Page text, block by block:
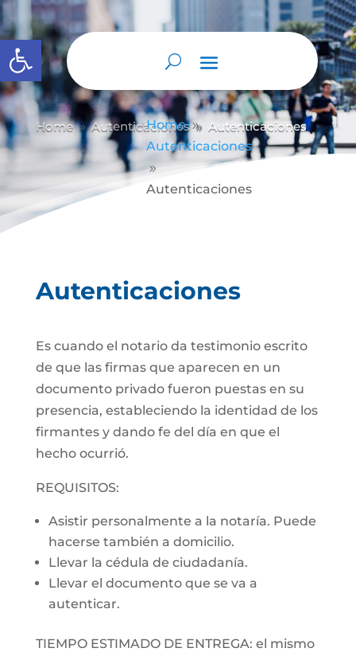
Abrir barra de herramientas
Home 9
Autenticaciones
9
Autenticaciones
Home 9 Autenticaciones 9 Autenticaciones
Autenticaciones
Es cuando el notario da testimonio escrito
de que las firmas que aparecen en un
documento privado fueron puestas en su
presencia, estableciendo la identidad de los
firmantes y dando fe del día en que el
hecho ocurrió.
REQUISITOS:
Asistir personalmente a la notaría. Puede
hacerse también a domicilio.
Llevar la cédula de ciudadanía.
Llevar el documento que se va a
autenticar.
TIEMPO ESTIMADO DE ENTREGA: el mismo